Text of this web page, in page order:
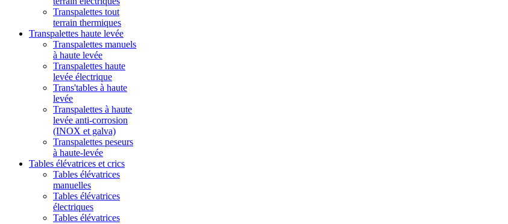
Transpalettes tout
terrain thermiques
Transpalettes haute levée
Transpalettes manuels
à haute levée
Transpalettes haute
levée électrique
Trans'tables à haute
levée
Transpalettes à haute
levée anti-corrosion
(INOX et galva)
Transpalettes peseurs
à haute-levée
Tables élévatrices et crics
Tables élévatrices
manuelles
Tables élévatrices
électriques
Tables élévatrices